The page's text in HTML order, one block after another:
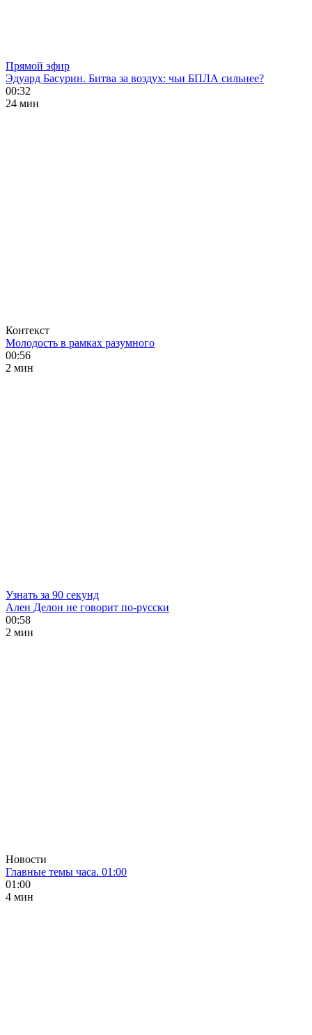
Прямой эфир
Эдуард Басурин. Битва за воздух: чьи БПЛА сильнее?
00:32
24 мин
Контекст
Молодость в рамках разумного
00:56
2 мин
Узнать за 90 секунд
Ален Делон не говорит по-русски
00:58
2 мин
Новости
Главные темы часа. 01:00
01:00
4 мин